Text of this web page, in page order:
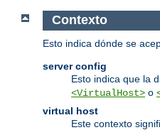
Contexto
Esto indica dónde se
server config
Esto indica que la
<VirtualHost> o
virtual host
Este contexto